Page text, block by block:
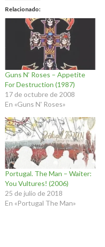
Relacionado
Guns N’ Roses – Appetite
For Destruction (1987)
17 de octubre de 2008
En «Guns N' Roses»
Portugal. The Man – Waiter:
You Vultures! (2006)
25 de julio de 2018
En «Portugal The Man»